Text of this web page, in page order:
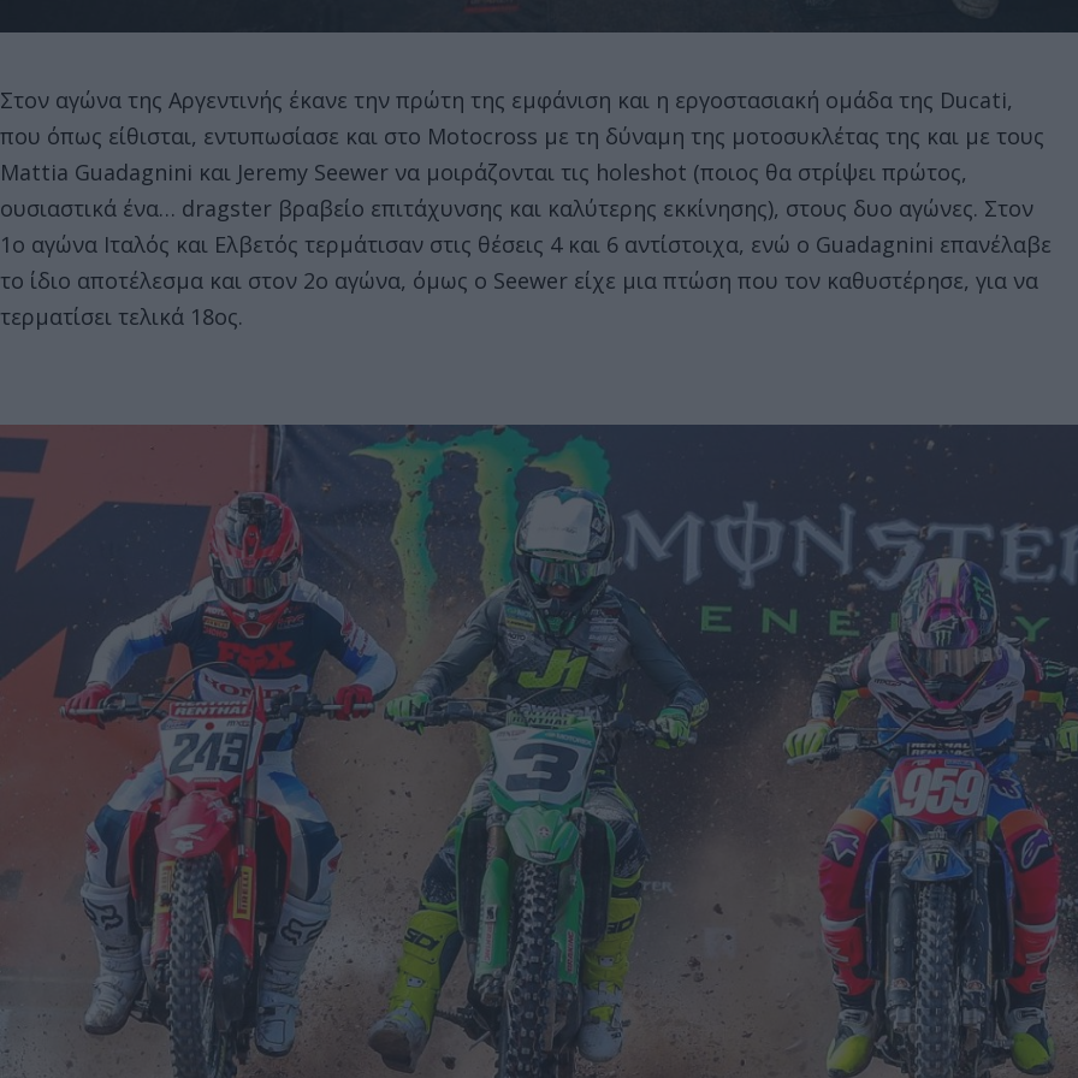
Στον αγώνα της Αργεντινής έκανε την πρώτη της εμφάνιση και η εργοστασιακή ομάδα της Ducati,
που όπως είθισται, εντυπωσίασε και στο Motocross με τη δύναμη της μοτοσυκλέτας της και με τους
Mattia Guadagnini και Jeremy Seewer να μοιράζονται τις holeshot (ποιος θα στρίψει πρώτος,
ουσιαστικά ένα… dragster βραβείο επιτάχυνσης και καλύτερης εκκίνησης), στους δυο αγώνες. Στον
1ο αγώνα Ιταλός και Ελβετός τερμάτισαν στις θέσεις 4 και 6 αντίστοιχα, ενώ ο Guadagnini επανέλαβε
το ίδιο αποτέλεσμα και στον 2ο αγώνα, όμως ο Seewer είχε μια πτώση που τον καθυστέρησε, για να
τερματίσει τελικά 18ος.